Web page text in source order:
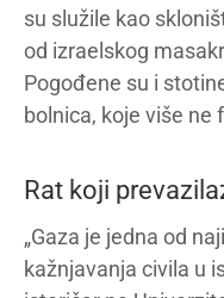
su služile kao
od izraelskog
Pogođene su i
bolnica, koje više ne
Rat koji
„Gaza je jedna od
kažnjavanja civila u